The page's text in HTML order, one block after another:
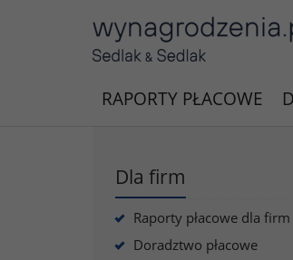
RAPORTY PŁACOWE
Dla firm
Raporty płacowe dla firm
Doradztwo płacowe